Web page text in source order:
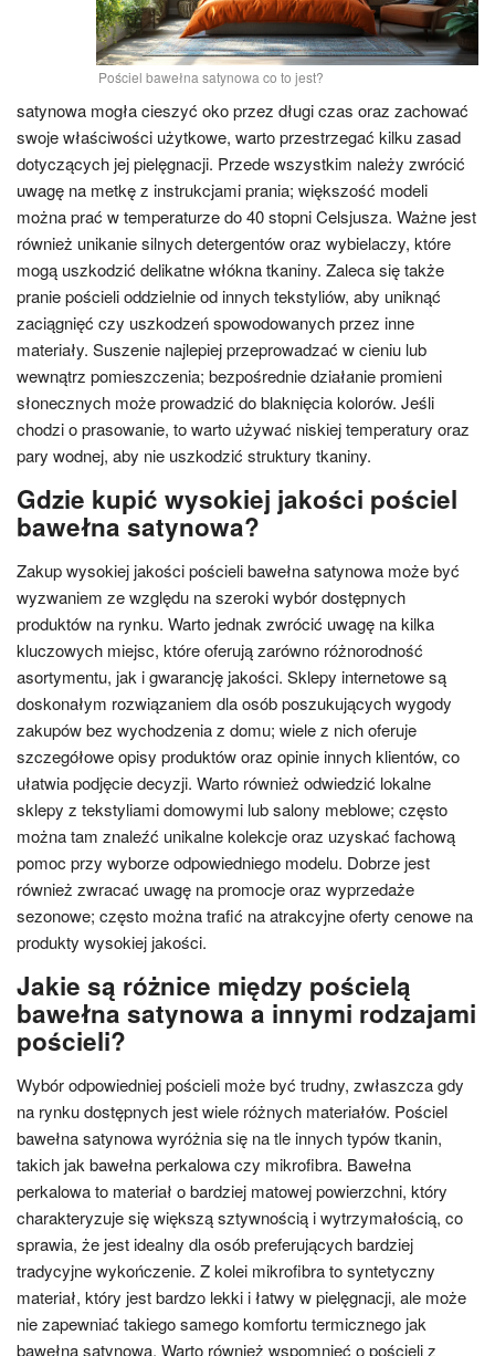
Pościel bawełna satynowa co to jest?
satynowa mogła cieszyć oko przez długi czas oraz zachować
swoje właściwości użytkowe, warto przestrzegać kilku zasad
dotyczących jej pielęgnacji. Przede wszystkim należy zwrócić
uwagę na metkę z instrukcjami prania; większość modeli
można prać w temperaturze do 40 stopni Celsjusza. Ważne jest
również unikanie silnych detergentów oraz wybielaczy, które
mogą uszkodzić delikatne włókna tkaniny. Zaleca się także
pranie pościeli oddzielnie od innych tekstyliów, aby uniknąć
zaciągnięć czy uszkodzeń spowodowanych przez inne
materiały. Suszenie najlepiej przeprowadzać w cieniu lub
wewnątrz pomieszczenia; bezpośrednie działanie promieni
słonecznych może prowadzić do blaknięcia kolorów. Jeśli
chodzi o prasowanie, to warto używać niskiej temperatury oraz
pary wodnej, aby nie uszkodzić struktury tkaniny.
Gdzie kupić wysokiej jakości pościel
bawełna satynowa?
Zakup wysokiej jakości pościeli bawełna satynowa może być
wyzwaniem ze względu na szeroki wybór dostępnych
produktów na rynku. Warto jednak zwrócić uwagę na kilka
kluczowych miejsc, które oferują zarówno różnorodność
asortymentu, jak i gwarancję jakości. Sklepy internetowe są
doskonałym rozwiązaniem dla osób poszukujących wygody
zakupów bez wychodzenia z domu; wiele z nich oferuje
szczegółowe opisy produktów oraz opinie innych klientów, co
ułatwia podjęcie decyzji. Warto również odwiedzić lokalne
sklepy z tekstyliami domowymi lub salony meblowe; często
można tam znaleźć unikalne kolekcje oraz uzyskać fachową
pomoc przy wyborze odpowiedniego modelu. Dobrze jest
również zwracać uwagę na promocje oraz wyprzedaże
sezonowe; często można trafić na atrakcyjne oferty cenowe na
produkty wysokiej jakości.
Jakie są różnice między pościelą
bawełna satynowa a innymi rodzajami
pościeli?
Wybór odpowiedniej pościeli może być trudny, zwłaszcza gdy
na rynku dostępnych jest wiele różnych materiałów. Pościel
bawełna satynowa wyróżnia się na tle innych typów tkanin,
takich jak bawełna perkalowa czy mikrofibra. Bawełna
perkalowa to materiał o bardziej matowej powierzchni, który
charakteryzuje się większą sztywnością i wytrzymałością, co
sprawia, że jest idealny dla osób preferujących bardziej
tradycyjne wykończenie. Z kolei mikrofibra to syntetyczny
materiał, który jest bardzo lekki i łatwy w pielęgnacji, ale może
nie zapewniać takiego samego komfortu termicznego jak
bawełna satynowa. Warto również wspomnieć o pościeli z